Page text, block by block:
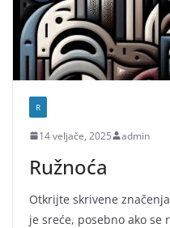
R
14 veljače, 2025 admin
Ružnoća
Otkrijte skrivene
je sreće, posebno ako